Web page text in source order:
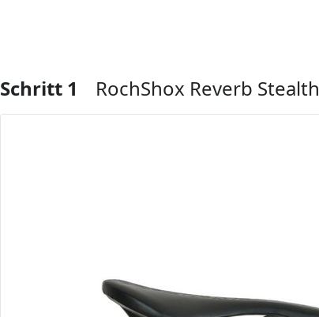
Schritt 1 RochShox Reverb